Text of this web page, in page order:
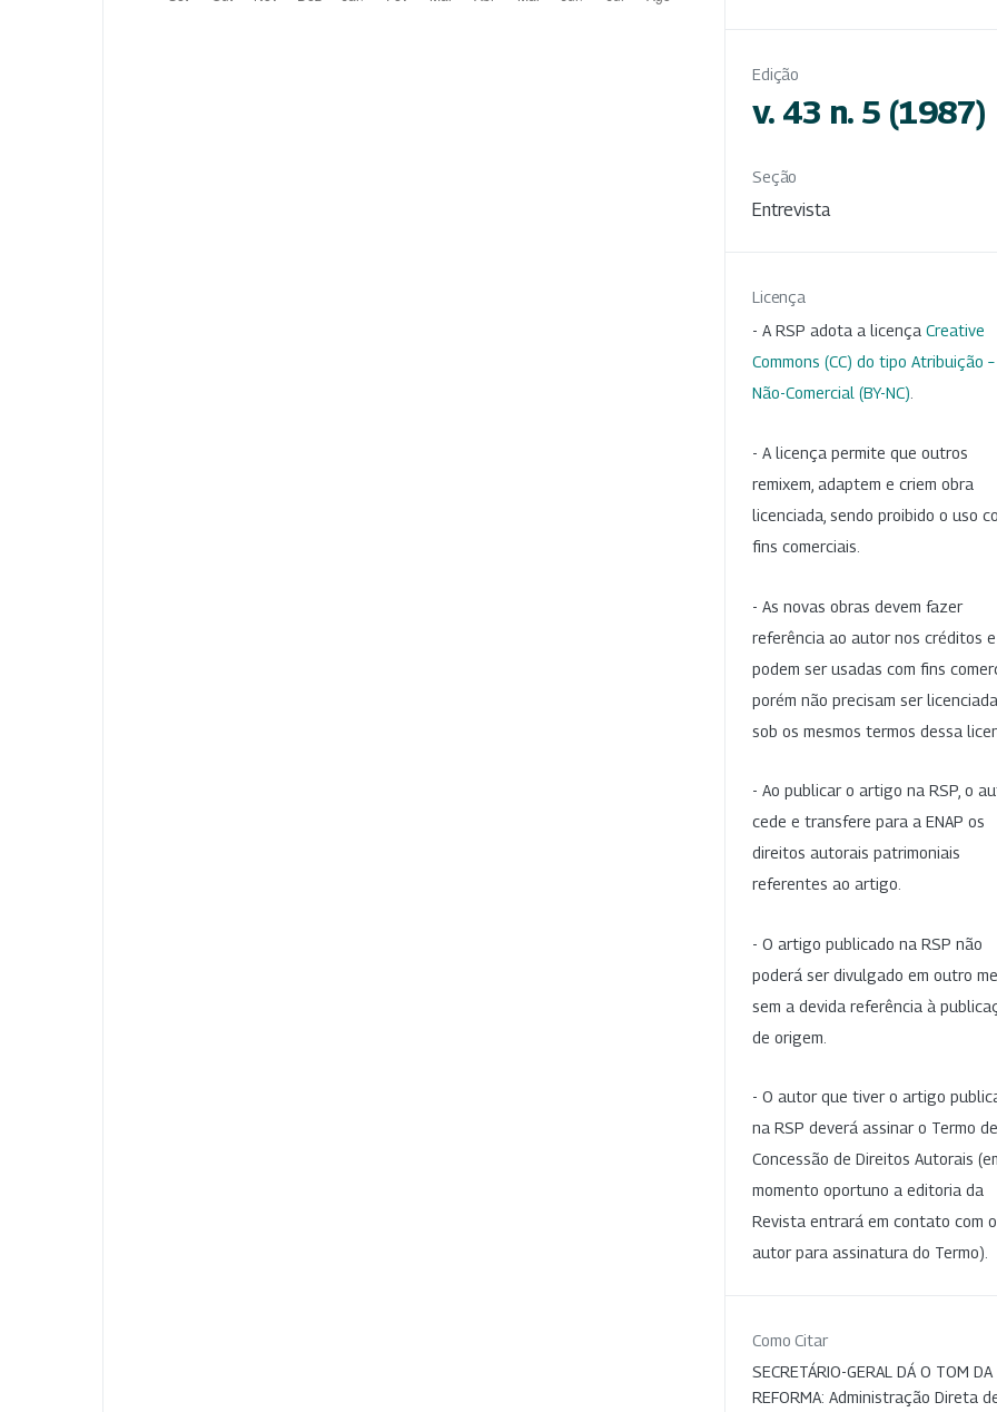
Edição
v. 43 n. 5 (1987)
Seção
Entrevista
Licença
- A RSP adota a licença Creative
Commons (CC) do tipo Atribuição –
Não-Comercial (BY-NC).
- A licença permite que outros
remixem, adaptem e criem obra
licenciada, sendo proibido o uso
fins comerciais.
- As novas obras devem fazer
referência ao autor nos créditos
podem ser usadas com fins
porém não precisam ser
sob os mesmos termos dessa
- Ao publicar o artigo na RSP, o
cede e transfere para a ENAP os
direitos autorais patrimoniais
referentes ao artigo.
- O artigo publicado na RSP não
poderá ser divulgado em outro
sem a devida referência à
de origem.
- O autor que tiver o artigo
na RSP deverá assinar o Termo de
Concessão de Direitos Autorais
momento oportuno a editoria da
Revista entrará em contato com o
autor para assinatura do Termo).
Como Citar
SECRETÁRIO-GERAL DÁ O TOM DA
REFORMA: Administração Direta